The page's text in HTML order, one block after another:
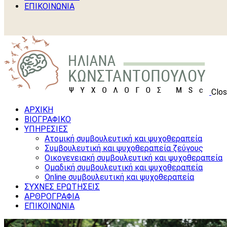
ΕΠΙΚΟΙΝΩΝΙΑ
ΑΡΧΙΚΗ
ΒΙΟΓΡΑΦΙΚΟ
ΥΠΗΡΕΣΙΕΣ
Ατομική συμβουλευτική και ψυχοθεραπεία
Συμβουλευτική και ψυχοθεραπεία ζεύγους
Οικογενειακή συμβουλευτική και ψυχοθεραπεία
Ομαδική συμβουλευτική και ψυχοθεραπεία
Online συμβουλευτική και ψυχοθεραπεία
ΣΥΧΝΕΣ ΕΡΩΤΗΣΕΙΣ
ΑΡΘΡΟΓΡΑΦΙΑ
ΕΠΙΚΟΙΝΩΝΙΑ